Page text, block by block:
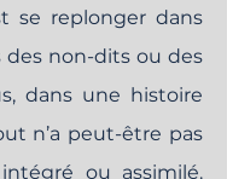
se replonger dans
des non-dits ou des
dans une histoire
n’a peut-être pas
ou assimilé.